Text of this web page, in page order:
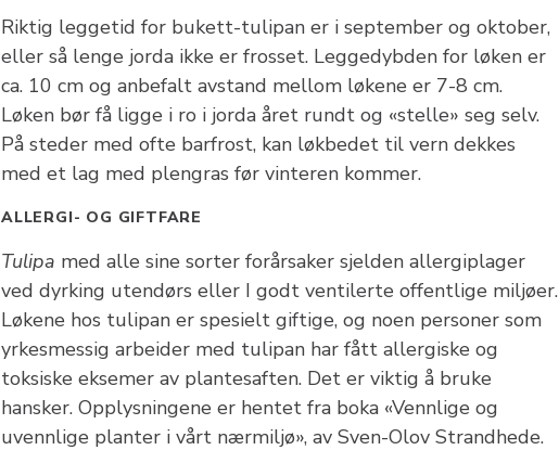
Riktig leggetid for bukett-tulipan er i september og oktober,
eller så lenge jorda ikke er frosset. Leggedybden for løken er
ca. 10 cm og anbefalt avstand mellom løkene er 7-8 cm.
Løken bør få ligge i ro i jorda året rundt og «stelle» seg selv.
På steder med ofte barfrost, kan løkbedet til vern dekkes
med et lag med plengras før vinteren kommer.
ALLERGI- OG GIFTFARE
Tulipa med alle sine sorter forårsaker sjelden allergiplager
ved dyrking utendørs eller I godt ventilerte offentlige miljøer.
Løkene hos tulipan er spesielt giftige, og noen personer som
yrkesmessig arbeider med tulipan har fått allergiske og
toksiske eksemer av plantesaften. Det er viktig å bruke
hansker. Opplysningene er hentet fra boka «Vennlige og
uvennlige planter i vårt nærmiljø», av Sven-Olov Strandhede.